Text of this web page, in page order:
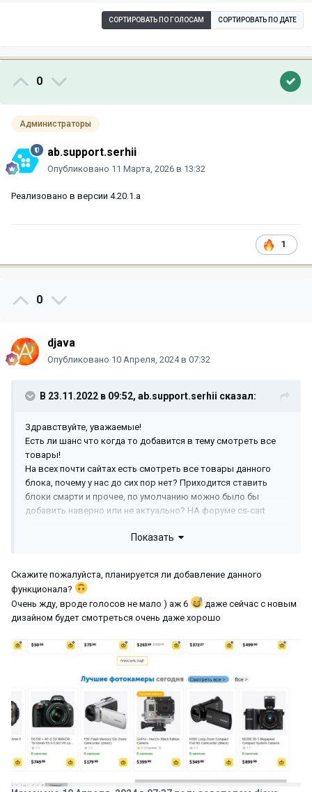
СОРТИРОВАТЬ ПО ГОЛОСАМ СОРТИРОВАТЬ ПО ДАТЕ
0
Администраторы
ab.support.serhii
Опубликовано 11 Марта, 2026 в 13:32
Реализовано в версии 4.20.1.a
1
0
djava
Опубликовано 10 Апреля, 2024 в 07:32
В 23.11.2022 в 09:52, ab.support.serhii сказал:
Здравствуйте, уважаемые!
Есть ли шанс что когда то добавится в тему смотреть все
товары!
На всех почти сайтах есть смотреть все товары данного
блока, почему у нас до сих пор нет? Приходится ставить
блоки смарти и прочее, по умолчанию можно было бы
добавить наверно или не актуально? НА форуме cs-cart
яндекс маркете есть, озон, вайлдберриз, сдек, сату, да у
в форме и ссылка на категорию. Блоки с товарами, Новинки
- смотреть все.
Товары со скидками - смотреть все, и т.д возможно когда то
появится, рассмотрите пожалуйста это на добавление,
делаете все для удобства пользования, молодцы, так вот у
нас многие покупатели просят сделать смотреть все товары
энного блока. Спасибо за внимание.
Показать
Скажите пожалуйста, планируется ли добавление данного
функционала?
Очень жду, вроде голосов не мало ) аж 6
даже сейчас с новым
дизайном будет смотреться очень даже хорошо